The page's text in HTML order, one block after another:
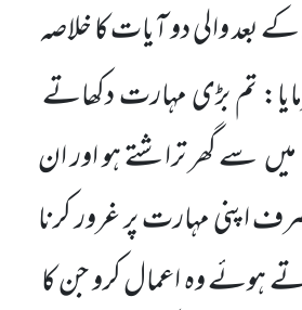
والی دو آیات کا خلاصہ
تم بڑی مہارت دکھاتے
میں سے گھر تراشتے ہو اور ان
اپنی مہارت پر غرور کرنا
وہ اعمال کرو جن کا